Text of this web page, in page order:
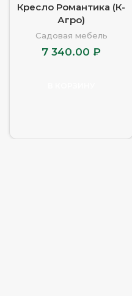
Кресло Романтика (К-
Агро)
Садовая мебель
7 340.00₽